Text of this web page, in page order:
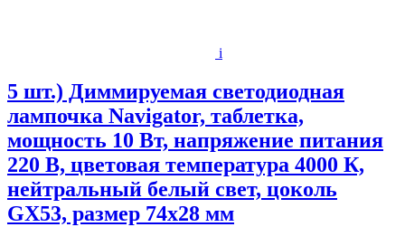
i
5 шт.) Диммируемая светодиодная
лампочка Navigator, таблетка,
мощность 10 Вт, напряжение питания
220 В, цветовая температура 4000 К,
нейтральный белый свет, цоколь
GX53, размер 74х28 мм